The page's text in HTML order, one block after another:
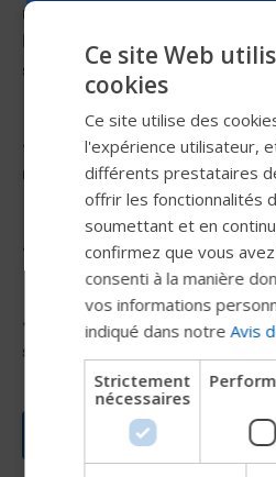
roulant pour contrôler les
Micro Joystick est recommandé
souffrant de maladies
• Très sensible car nécessite peu
mouvement (env. 3,3 mm)
• Forme ergonomique pour une
• Deux commutateurs peuvent
séparées
Nous contacter
Ce site Web
cookies
Ce site utilise des
l'expérience utilisateur,
différents prestataires
offrir les fonctionnalités
soumettant et en
confirmez que vous
consenti à la manière
vos informations
indiqué dans notreAvis
Strictement
nécessaires